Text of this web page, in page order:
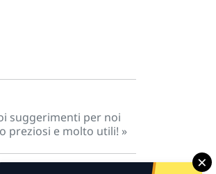
suggerimenti per noi
preziosi e molto utili! »
×